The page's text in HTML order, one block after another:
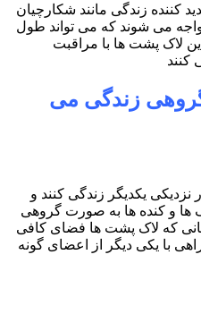
کننده زندگی مانند شکارچیان
می شوند که می تواند طول
لاک پشت ها با مراقبت
گروهی زندگی می
نزدیکی یکدیگر زندگی کنند و
و کنده ها به صورت گروهی
که لاک پشت ها فضای کافی
با یکی دیگر از اعضای گونه